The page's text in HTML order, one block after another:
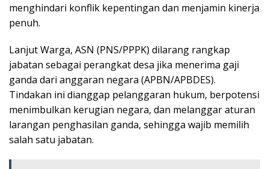
menghindari konflik kepentingan dan menjamin kinerja
penuh.
Lanjut Warga, ASN (PNS/PPPK) dilarang rangkap
jabatan sebagai perangkat desa jika menerima gaji
ganda dari anggaran negara (APBN/APBDES).
Tindakan ini dianggap pelanggaran hukum, berpotensi
menimbulkan kerugian negara, dan melanggar aturan
larangan penghasilan ganda, sehingga wajib memilih
salah satu jabatan.